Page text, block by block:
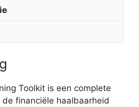
Toolkit is een complete
financiële haalbaarheid